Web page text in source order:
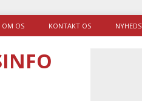
OM OS KONTAKT OS